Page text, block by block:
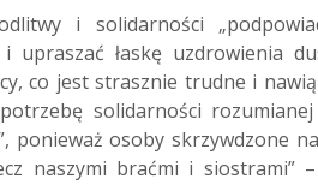
i solidarności
łaskę uzdrowienia
co jest strasznie trudne i
solidarności
ponieważ osoby skrzywdzone
naszymi braćmi i siostrami” –